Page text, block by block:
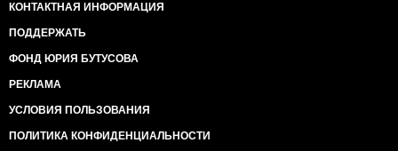
КОНТАКТНАЯ ИНФОРМАЦИЯ
ПОДДЕРЖАТЬ
ФОНД ЮРИЯ БУТУСОВА
РЕКЛАМА
УСЛОВИЯ ПОЛЬЗОВАНИЯ
ПОЛИТИКА КОНФИДЕНЦИАЛЬНОСТИ